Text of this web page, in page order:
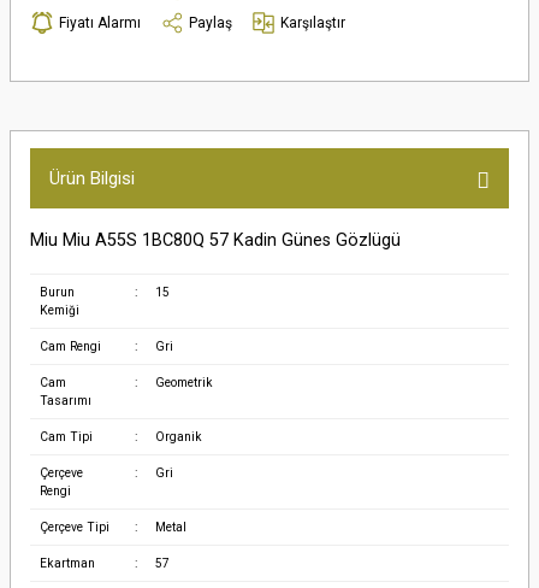
Fiyatı Alarmı
Paylaş Karşılaştır
Ürün Bilgisi
Miu Miu A55S 1BC80Q 57 Kadin Günes Gözlügü
Burun
Kemiği
: 15
Cam Rengi : Gri
Cam
Tasarımı
: Geometrik
Cam Tipi : Organik
Çerçeve
Rengi
: Gri
Çerçeve Tipi : Metal
Ekartman : 57